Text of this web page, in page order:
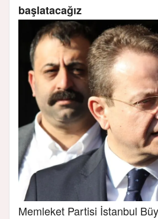
başlatacağız
Memleket Partisi İstanbul